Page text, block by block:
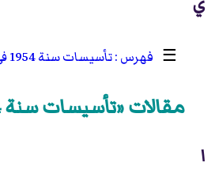
☰ تأسيسات سنة 1954 في اليابان
مقالات «تأسيسات سنة 1954 في آسيا»
ا